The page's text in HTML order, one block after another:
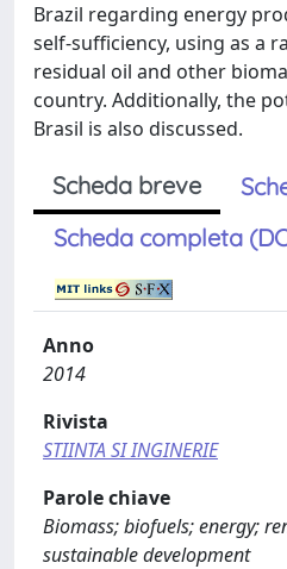
Brazil regarding energy
self-sufficiency, using as a
residual oil and other
country. Additionally, the
Brasil is also discussed.
Scheda breve
Scheda completa
Anno
2014
Rivista
STIINTA SI INGINERIE
Parole chiave
Biomass; biofuels; energy;
sustainable development